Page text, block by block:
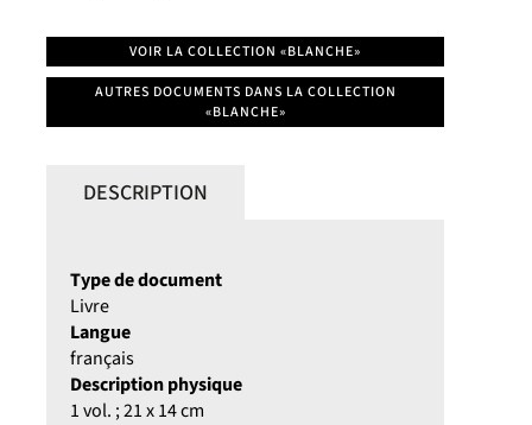
VOIR LA COLLECTION «BLANCHE»
AUTRES DOCUMENTS DANS LA COLLECTION
«BLANCHE»
DESCRIPTION
Type de document
Livre
Langue
français
Description physique
1 vol. ; 21 x 14 cm